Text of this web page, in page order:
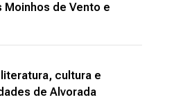
de Vento e
cultura e
de Alvorada